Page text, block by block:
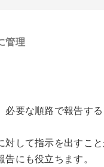
管理
必要な順路で報告する
して指示を出すこと
にも役立ちます。